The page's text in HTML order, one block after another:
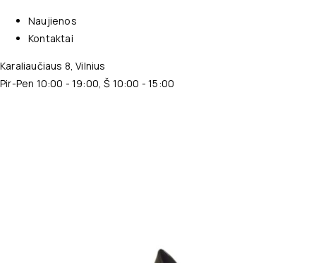
Naujienos
Kontaktai
Karaliaučiaus 8, Vilnius
Pir-Pen 10:00 - 19:00, Š 10:00 - 15:00